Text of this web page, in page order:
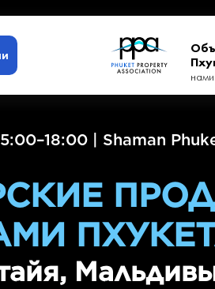
нами.
| Shaman